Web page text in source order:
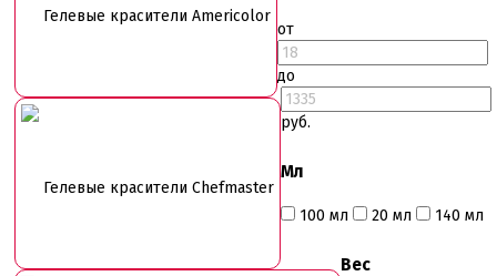
Гелевые красители Americolor
Гелевые красители Chefmaster
от
до
руб.
Мл
100 мл 20 мл 140 мл
Вес